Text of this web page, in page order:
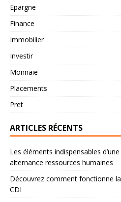
Epargne
Finance
Immobilier
Investir
Monnaie
Placements
Pret
ARTICLES RÉCENTS
Les éléments indispensables
alternance ressources humaines
Découvrez comment fonctionne
CDI